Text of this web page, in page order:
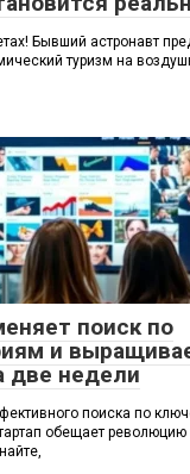
Бывший астронавт
туризм на
поиск по
и
две недели
поиска по
обещает революцию